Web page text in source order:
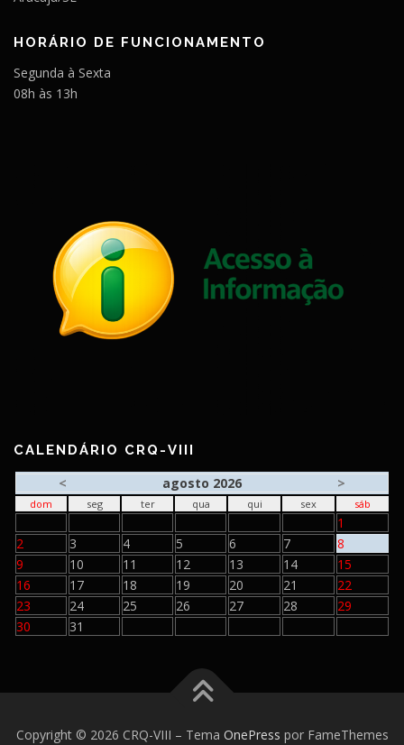
HORÁRIO DE FUNCIONAMENTO
Segunda à Sexta
08h às 13h
CALENDÁRIO CRQ-VIII
< agosto 2026 >
dom seg ter qua qui sex sáb
1
2
3 4 5 6 7
8
9
10 11 12 13 14
15
16
17 18 19 20 21
22
23
24 25 26 27 28
29
30
31
Copyright © 2026 CRQ-VIII – Tema OnePress por FameThemes